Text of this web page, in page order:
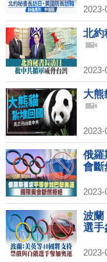
2023-
北約
2023-
大熊
2023-
俄羅
會斷
2023-
波蘭
選手
2023-